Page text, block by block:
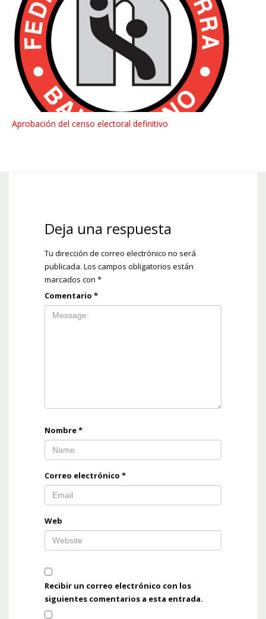
Aprobación del censo electoral definitivo
Deja una respuesta
Tu dirección de correo electrónico no será
publicada. Los campos obligatorios están
marcados con *
Comentario *
Nombre*
Correo electrónico *
Web
Recibir un correo electrónico con los
siguientes comentarios a esta entrada.